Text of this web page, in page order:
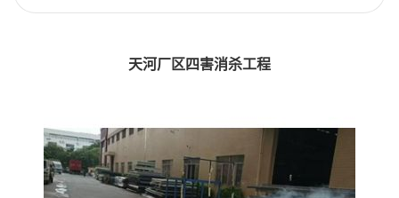
天河厂区四害消杀工程